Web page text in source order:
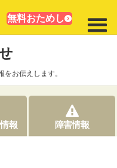
無料おためし
お伝えします。
報 障害情報